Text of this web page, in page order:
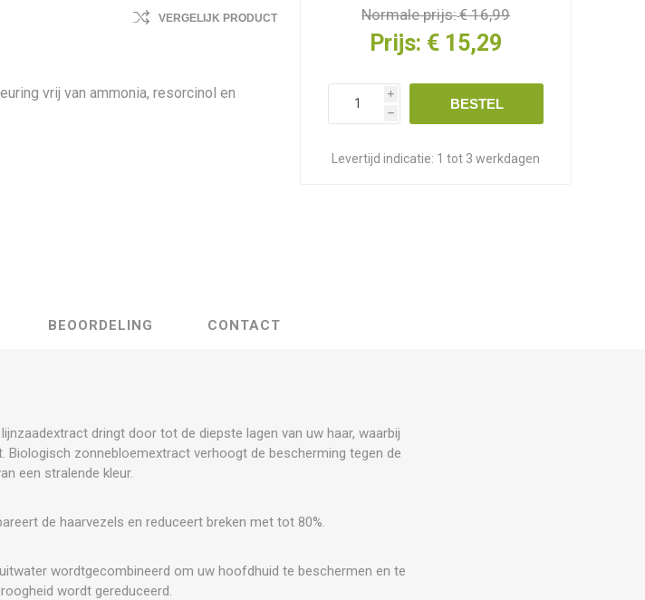
VERGELIJK PRODUCT
vrij van ammonia, resorcinol en
Normale prijs:€ 16,99
Prijs: € 15,29
i
h
BESTEL
Levertijd indicatie: 1 tot 3 werkdagen
BEOORDELING CONTACT
dringt door tot de diepste lagen van uw haar, waarbij
Biologisch zonnebloemextract verhoogt de bescherming tegen de
een stralende kleur.
de haarvezels en reduceert breken met tot 80%.
wordtgecombineerd om uw hoofdhuid te beschermen en te
wordt gereduceerd.